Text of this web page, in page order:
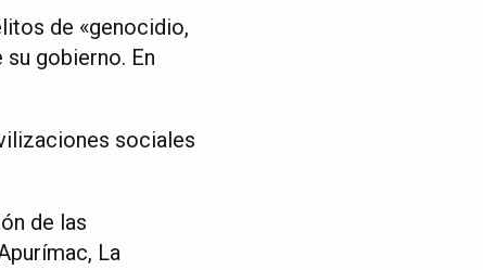
de «genocidio,
gobierno. En
sociales
de las
La